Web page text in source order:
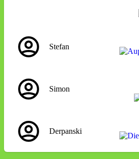
Stefan
Simon
Derpanski